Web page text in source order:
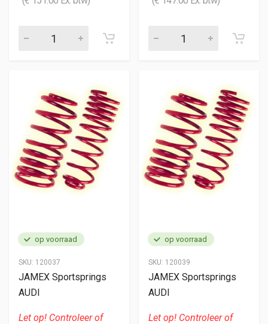
op voorraad
SKU: 120037
JAMEX Sportsprings
AUDI
Let op! Controleer of
op voorraad
SKU: 120039
JAMEX Sportsprings
AUDI
Let op! Controleer of